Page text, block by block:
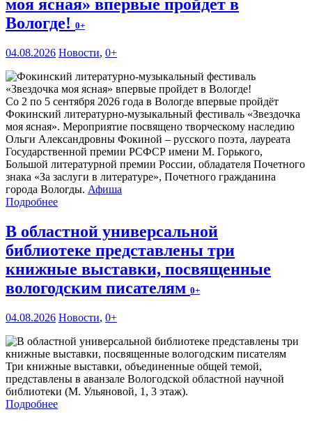
моя ясная» впервые пройдет в
Вологде! 0+
04.08.2026 Новости, 0+
Со 2 по 5 сентября 2026 года в Вологде впервые пройдёт
Фокинский литературно-музыкальный фестиваль «Звездочка
моя ясная». Мероприятие посвящено творческому наследию
Ольги Александровны Фокиной – русского поэта, лауреата
Государственной премии РСФСР имени М. Горького,
Большой литературной премии России, обладателя Почетного
знака «За заслуги в литературе», Почетного гражданина
города Вологды. Афиша
Подробнее
В областной универсальной
библиотеке представлены три
книжные выставки, посвященные
вологодским писателям 0+
04.08.2026 Новости, 0+
Три книжные выставки, объединенные общей темой,
представлены в аванзале Вологодской областной научной
библиотеки (М. Ульяновой, 1, 3 этаж).
Подробнее